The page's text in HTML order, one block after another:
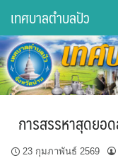
content
DWQA Ask Question
DWQA Questions
กองการศึกษา
เทศบาลตำบลปัว
การสรรหาสุดยอ
23 กุมภาพันธ์ 2569